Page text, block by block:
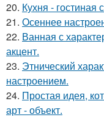
20. Кухня -
21. Осеннее
22. Ванная с
акцент.
23. Этнический
настроением.
24. Простая идея,
арт - объект.